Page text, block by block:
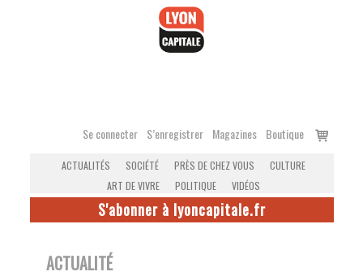
Se connecter S’enregistrer Magazines Boutique
Voir
ACTUALITÉS SOCIÉTÉ PRÈS DE CHEZ VOUS
CULTURE
ART DE VIVRE
POLITIQUE VIDÉOS
S'abonner à lyoncapitale.fr
ACTUALITÉ